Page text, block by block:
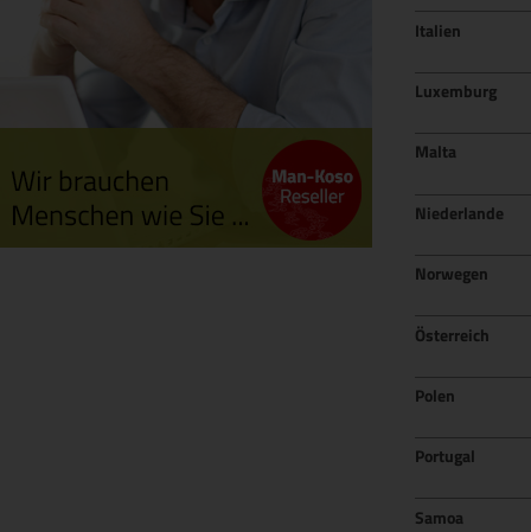
Italien
Luxemburg
Malta
Niederlande
Norwegen
Österreich
Polen
Portugal
Samoa